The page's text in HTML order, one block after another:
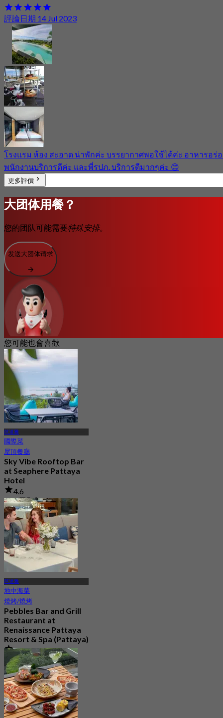
評論日期 14 Jul 2023
โรงแรม ห้อง สะอาด น่าพักค่ะ บรรยากาศพอใช้ได้ค่ะ อาหารอร่
พนักงานบริการดีค่ะ และพี่รปภ. บริการดีมากๆค่ะ 😊
更多評價
大团体用餐？
您的团队可能需要特殊安排。
发送大团体请求
您可能也會喜歡
芭達雅
國際菜
屋頂餐廳
Sky Vibe Rooftop Bar
at Seaphere Pattaya
Hotel
4.6
421 已預訂
起฿ 495
芭達雅
地中海菜
燒烤/燒烤
Pebbles Bar and Grill
Restaurant at
Renaissance Pattaya
Resort & Spa (Pattaya)
5.0
322 已預訂
起฿ 699